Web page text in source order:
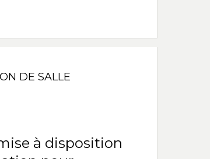
DE SALLE
à disposition